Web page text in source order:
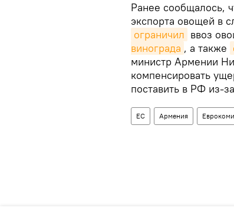
Ранее сообщалось,
экспорта овощей в
ограничил ввоз
винограда , а также
министр Армении
компенсировать
поставить в РФ из-
ЕС Армения